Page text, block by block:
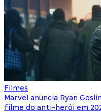
Filmes
Marvel anuncia Ryan
filme do anti-herói em